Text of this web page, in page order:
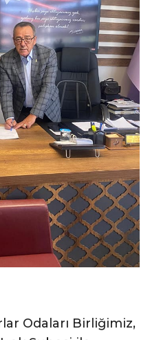
Odaları Birliğimiz,